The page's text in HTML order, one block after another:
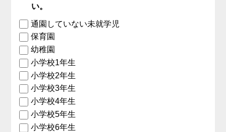
い。
通園していない未就学児
保育園
幼稚園
小学校1年生
小学校2年生
小学校3年生
小学校4年生
小学校5年生
小学校6年生